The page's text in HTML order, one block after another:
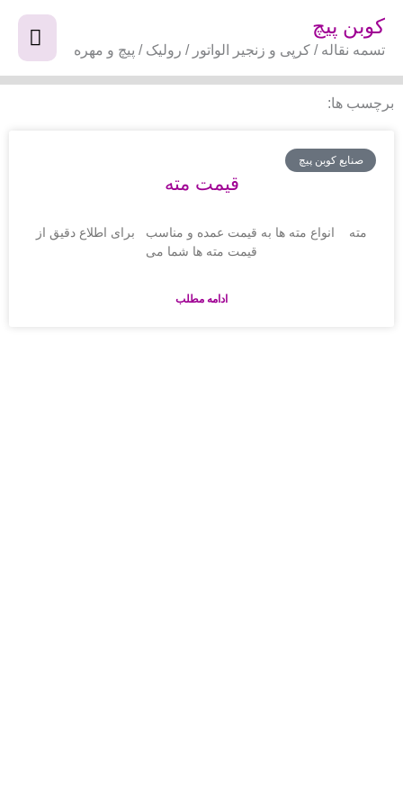
کوبن پیچ
تسمه نقاله / کرپی و زنجیر الواتور / رولیک / پیچ و مهره
برچسب ها:
صنایع کوبن پیچ
قیمت مته
مته انواع مته ها به قیمت عمده و مناسب برای اطلاع دقیق از
قیمت مته ها شما می
ادامه مطلب